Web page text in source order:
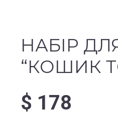
НАБІР
“КОШИК
$ 178